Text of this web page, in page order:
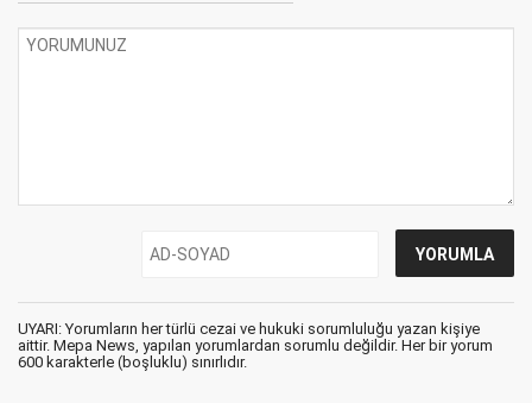
UYARI: Yorumların her türlü cezai ve hukuki sorumluluğu yazan kişiye
aittir. Mepa News, yapılan yorumlardan sorumlu değildir. Her bir yorum
600 karakterle (boşluklu) sınırlıdır.